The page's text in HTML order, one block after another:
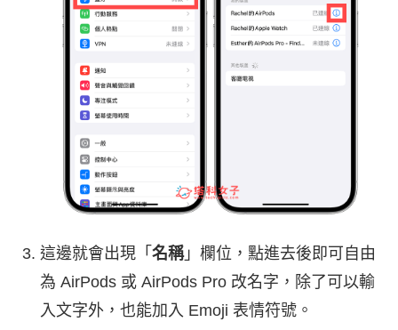
這邊就會出現「 名稱」欄位，點進去後即可自由
為 AirPods 或 AirPods Pro 改名字，除了可以輸
入文字外，也能加入 Emoji 表情符號。